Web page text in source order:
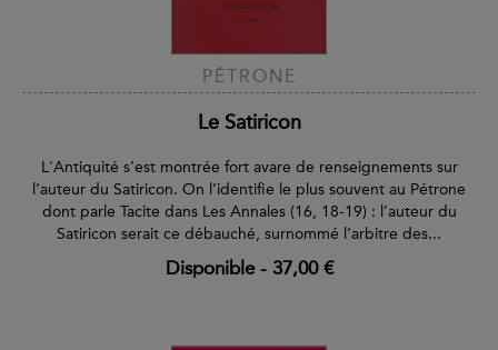
PÉTRONE
Le Satiricon
L'Antiquité s’est montrée fort avare de renseignements sur
l’auteur du Satiricon. On l’identifie le plus souvent au Pétrone
dont parle Tacite dans Les Annales (16, 18-19) : l’auteur du
Satiricon serait ce débauché, surnommé l’arbitre des...
Disponible- 37,00 €